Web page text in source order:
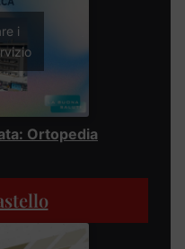
i
Ortopedia